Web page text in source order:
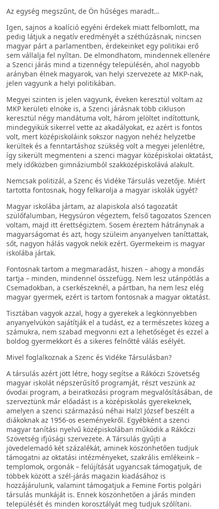
Az egység megszűnt, de Ön hűséges maradt…
Igen, sajnos a koalíció egyéni érdekek miatt felbomlott, ma
pedig látjuk a negatív eredményét a széthúzásnak, nincsen
magyar párt a parlamentben, érdekeinket egy politikai erő
sem vállalja fel nyíltan. De elmondhatom, mindennek ellenére
a Szenci járás mind a tizennégy településén, ahol nagyobb
arányban élnek magyarok, van helyi szervezete az MKP-nak,
jelen vagyunk a helyi politikában.
Megyei szinten is jelen vagyunk, éveken keresztül voltam az
MKP kerületi elnöke is, a Szenci járásnak több cikluson
keresztül négy mandátuma volt, három jelöltet indítottunk,
mindegyikük sikerrel vette az akadályokat, ez azért is fontos
volt, mert középiskoláink sokszor nagyon nehéz helyzetbe
kerültek és a fenntartáshoz szükség volt a megyei jelenlétre,
így sikerült megmenteni a szenci magyar középiskolai oktatást,
mely időközben gimnáziumból szakközépiskolává alakult.
Nemcsak politizál, a Szenc és Vidéke Társulás vezetője. Miért
tartotta fontosnak, hogy felkarolja a magyar iskolák ügyét?
Magyar iskolába jártam, az alapiskola alsó tagozatát
szülőfalumban, Hegysúron végeztem, felső tagozatos Szencen
voltam, majd itt érettségiztem. Sosem éreztem hátránynak a
magyarságomat és azt, hogy szüleim anyanyelven taníttattak,
sőt, nagyon hálás vagyok nekik ezért. Gyermekeim is magyar
iskolába jártak.
Fontosnak tartom a megmaradást, hiszen – ahogy a mondás
tartja – minden, mindennel összefügg. Nem lesz utánpótlás a
Csemadokban, a cserkészeknél, a pártban, ha nem lesz elég
magyar gyermek, ezért is tartom fontosnak a magyar oktatást.
Tisztában vagyok azzal, hogy a gyerekek a legkönnyebben
anyanyelvükön sajátítják el a tudást, ez a természetes közeg a
számukra, nem szabad megvonni ezt a lehetőséget és ezzel a
boldog gyermekkort és a sikeres felnőtté válás esélyét.
Mivel foglalkoznak a Szenc és Vidéke Társulásban?
A társulás azért jött létre, hogy segítse a Rákóczi Szövetség
magyar iskolát népszerűsítő programját, részt veszünk az
óvodai program, a beiratkozási program megvalósításában, de
szerveztünk már előadást is a középiskolás gyerekeknek,
amelyen a szenci származású néhai Halzl József beszélt a
diákoknak az 1956-os eseményekről. Egyébként a szenci
magyar tanítási nyelvű középiskolában működik a Rákóczi
Szövetség ifjúsági szervezete. A Társulás gyűjti a
jövedelemadó két százalékát, aminek köszönhetően tudjuk
támogatni az oktatási intézményeket, szakrális emlékeink –
templomok, orgonák – felújítását ugyancsak támogatjuk, de
többek között a szél-járás magazin kiadásához is
hozzájárulunk, valamint támogatjuk a Femine Fortis polgári
társulás munkáját is. Ennek köszönhetően a járás minden
települését és minden korosztályát meg tudjuk szólítani.